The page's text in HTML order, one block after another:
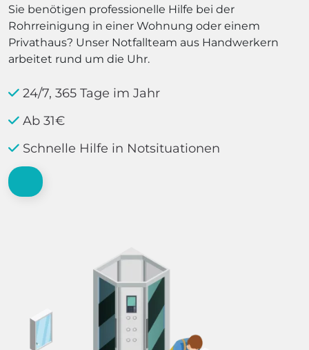
Sie benötigen professionelle Hilfe bei der
Rohrreinigung in einer Wohnung oder einem
Privathaus? Unser Notfallteam aus Handwerkern
arbeitet rund um die Uhr.
24/7, 365 Tage im Jahr
Ab 31€
Schnelle Hilfe in Notsituationen